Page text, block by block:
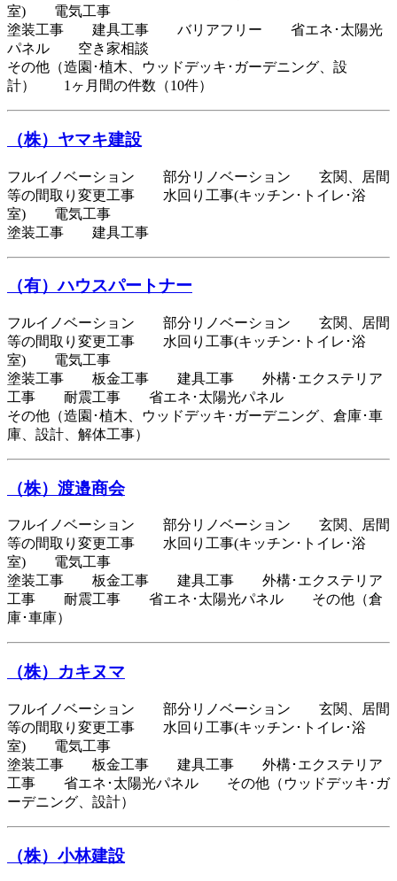
室) 電気工事
塗装工事 建具工事 バリアフリー 省エネ･太陽光
パネル 空き家相談
その他（造園･植木、ウッドデッキ･ガーデニング、設
計） 1ヶ月間の件数（10件）
（株）ヤマキ建設
フルイノベーション 部分リノベーション 玄関、居間
等の間取り変更工事 水回り工事(キッチン･トイレ･浴
室) 電気工事
塗装工事 建具工事
（有）ハウスパートナー
フルイノベーション 部分リノベーション 玄関、居間
等の間取り変更工事 水回り工事(キッチン･トイレ･浴
室) 電気工事
塗装工事 板金工事 建具工事 外構･エクステリア
工事 耐震工事 省エネ･太陽光パネル
その他（造園･植木、ウッドデッキ･ガーデニング、倉庫･車
庫、設計、解体工事）
（株）渡邉商会
フルイノベーション 部分リノベーション 玄関、居間
等の間取り変更工事 水回り工事(キッチン･トイレ･浴
室) 電気工事
塗装工事 板金工事 建具工事 外構･エクステリア
工事 耐震工事 省エネ･太陽光パネル その他（倉
庫･車庫）
（株）カキヌマ
フルイノベーション 部分リノベーション 玄関、居間
等の間取り変更工事 水回り工事(キッチン･トイレ･浴
室) 電気工事
塗装工事 板金工事 建具工事 外構･エクステリア
工事 省エネ･太陽光パネル その他（ウッドデッキ･ガ
ーデニング、設計）
（株）小林建設